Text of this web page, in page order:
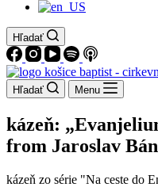
Hľadať
Hľadať Menu
kázeň:
from Jaroslav Bán
kázeň zo série "Na ceste do